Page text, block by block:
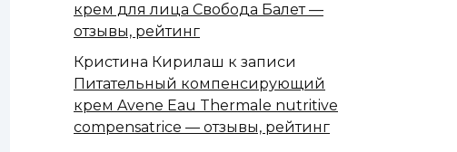
крем для лица Свобода Балет —
отзывы, рейтинг
Кристина Кирилаш к записи
Питательный компенсирующий
крем Avene Eau Thermale nutritive
compensatrice — отзывы, рейтинг